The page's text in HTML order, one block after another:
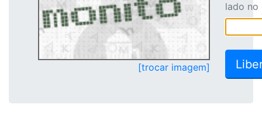
[trocar imagem]
lado no